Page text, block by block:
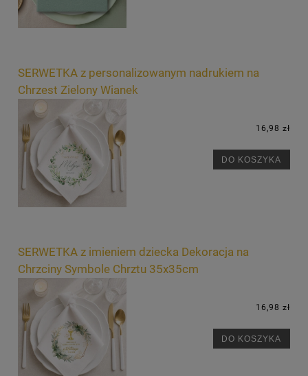
SERWETKA z personalizowanym nadrukiem na
Chrzest Zielony Wianek
16,98 zł
DO KOSZYKA
SERWETKA z imieniem dziecka Dekoracja na
Chrzciny Symbole Chrztu 35x35cm
16,98 zł
DO KOSZYKA